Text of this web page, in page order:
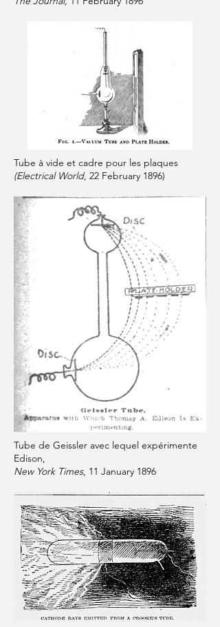
Tube à vide et cadre pour les plaques
(Electrical World, 22 February 1896)
Tube de Geissler avec lequel expérimente
Edison,
New York Times, 11 January 1896